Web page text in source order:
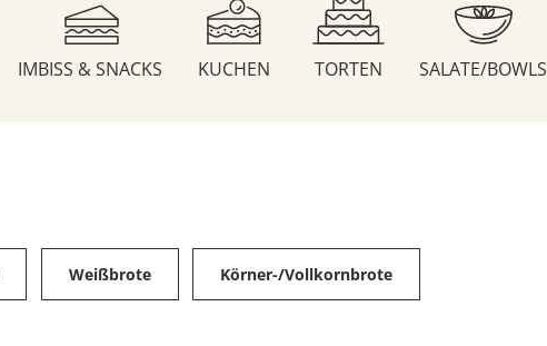
IMBISS & SNACKS KUCHEN TORTEN SALATE/BOWLS
Weißbrote Körner-/Vollkornbrote